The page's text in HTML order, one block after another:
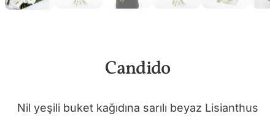
Candido
Nil yeşili buket kağıdına sarılı beyaz Lisianthus